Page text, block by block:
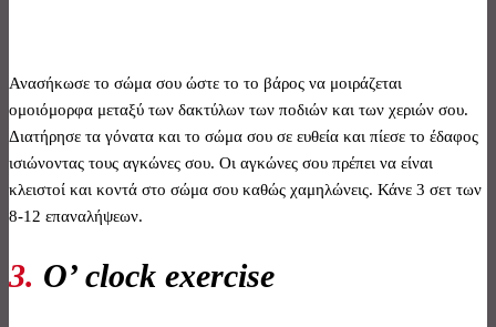
Ανασήκωσε το σώμα σου ώστε το το βάρος να μοιράζεται
ομοιόμορφα μεταξύ των δακτύλων των ποδιών και των χεριών σου.
Διατήρησε τα γόνατα και το σώμα σου σε ευθεία και πίεσε το έδαφος
ισιώνοντας τους αγκώνες σου. Οι αγκώνες σου πρέπει να είναι
κλειστοί και κοντά στο σώμα σου καθώς χαμηλώνεις. Κάνε 3 σετ των
8-12 επαναλήψεων.
3. O’ clock exercise